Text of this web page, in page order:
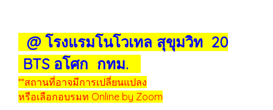
@ โรงแรมโนโวเทล สุขุมวิท 20
BTS อโศก กทม.
**สถานที่อาจมีการเปลี่ยนแปลง
หรือเลือกอบรมท Online by Zoom